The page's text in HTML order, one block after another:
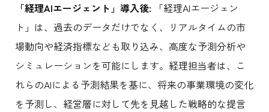
「経理AIエージェント」導入後: 「経理AIエージェン
ト」は、過去のデータだけでなく、リアルタイムの市
場動向や経済指標なども取り込み、高度な予測分析や
シミュレーションを可能にします。経理担当者は、こ
れらのAIによる予測結果を基に、将来の事業環境の変化
を予測し、経営層に対して先を見越した戦略的な提言